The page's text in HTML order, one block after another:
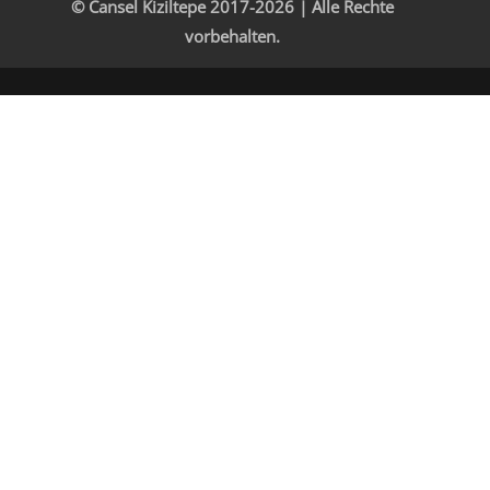
© Cansel Kiziltepe 2017-2026 | Alle Rechte
vorbehalten.